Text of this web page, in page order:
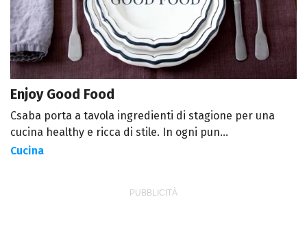
Enjoy Good Food
Csaba porta a tavola ingredienti di stagione per una
cucina healthy e ricca di stile. In ogni pun...
Cucina